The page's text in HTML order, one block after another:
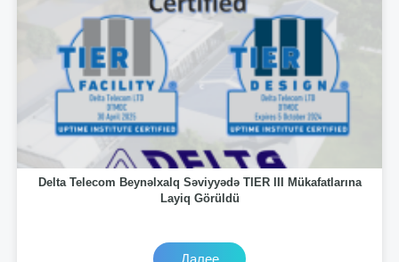
Delta Telecom Beynəlxalq Səviyyədə TIER III Mükafatlarına
Layiq Görüldü
Далее